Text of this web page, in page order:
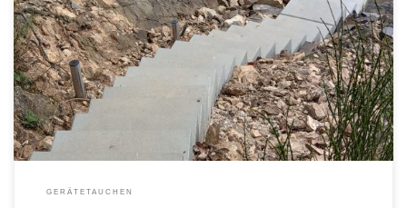
Es gibt eine Neuerung am Rursee. Nach Jahren langen Kampfes gibt es endlich
vernünftige Treppen an den Einstiegen zu unserem Verbandsgewässer Rursee.
Damit wird das Erreichen des Gewässers nicht nur leichter, sondern auch sicherer.
Aber nicht nur die Treppen sind die neue Errungenschaft an den Einstiegen Bank
I&II, auch Anrödeltische […]
GERÄTETAUCHEN